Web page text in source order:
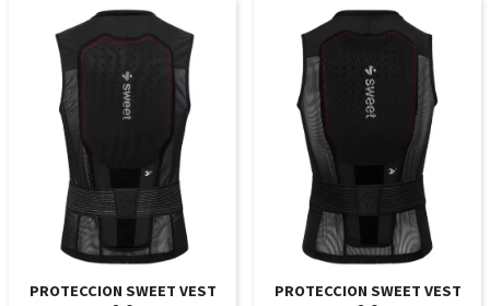
PROTECCION SWEET VEST
PROTECCION SWEET VEST